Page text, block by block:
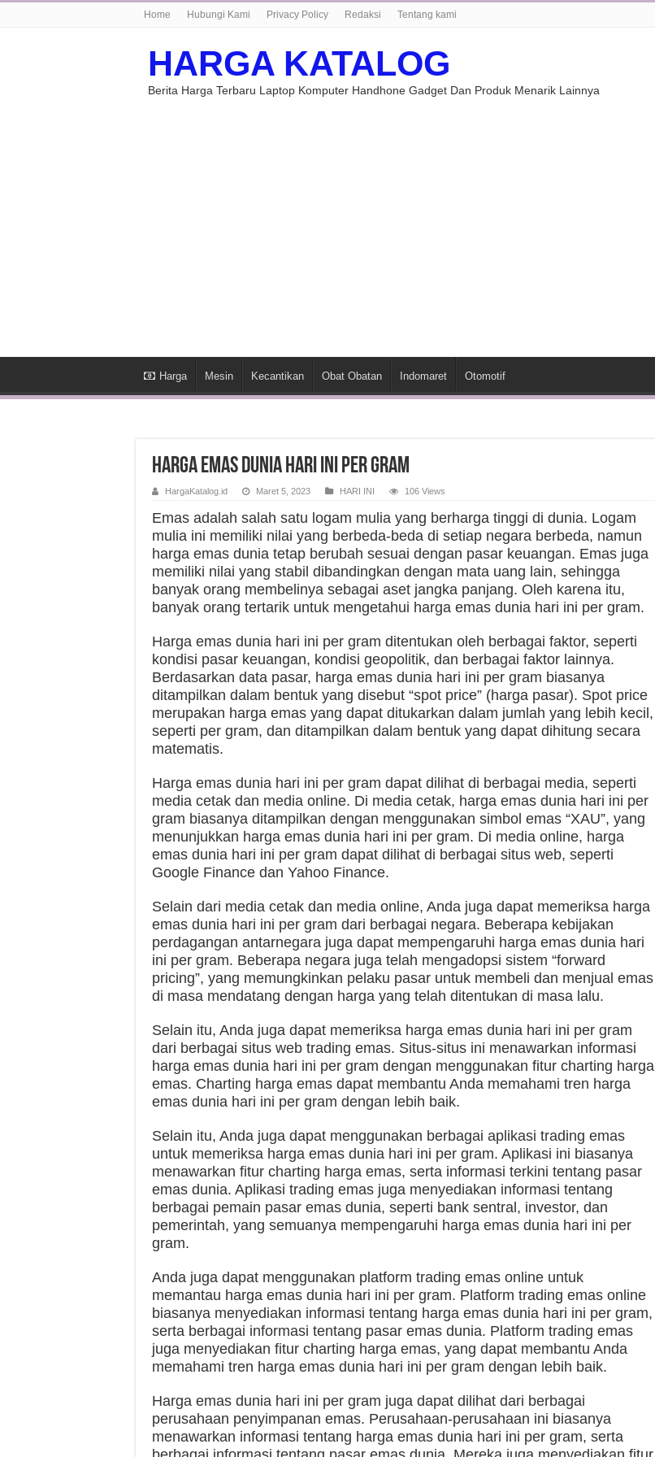
Home Hubungi Kami Privacy Policy Redaksi Tentang kami
HARGA KATALOG
Berita Harga Terbaru Laptop Komputer Handhone Gadget Dan Produk Menarik Lainnya
Harga Mesin Kecantikan Obat Obatan Indomaret Otomotif
Harga Emas Dunia Hari Ini Per Gram
HargaKatalog.id Maret 5, 2023 HARI INI 106 Views
Emas adalah salah satu logam mulia yang berharga tinggi di dunia. Logam
mulia ini memiliki nilai yang berbeda-beda di setiap negara berbeda, namun
harga emas dunia tetap berubah sesuai dengan pasar keuangan. Emas juga
memiliki nilai yang stabil dibandingkan dengan mata uang lain, sehingga
banyak orang membelinya sebagai aset jangka panjang. Oleh karena itu,
banyak orang tertarik untuk mengetahui harga emas dunia hari ini per gram.
Harga emas dunia hari ini per gram ditentukan oleh berbagai faktor, seperti
kondisi pasar keuangan, kondisi geopolitik, dan berbagai faktor lainnya.
Berdasarkan data pasar, harga emas dunia hari ini per gram biasanya
ditampilkan dalam bentuk yang disebut “spot price” (harga pasar). Spot price
merupakan harga emas yang dapat ditukarkan dalam jumlah yang lebih kecil,
seperti per gram, dan ditampilkan dalam bentuk yang dapat dihitung secara
matematis.
Harga emas dunia hari ini per gram dapat dilihat di berbagai media, seperti
media cetak dan media online. Di media cetak, harga emas dunia hari ini per
gram biasanya ditampilkan dengan menggunakan simbol emas “XAU”, yang
menunjukkan harga emas dunia hari ini per gram. Di media online, harga
emas dunia hari ini per gram dapat dilihat di berbagai situs web, seperti
Google Finance dan Yahoo Finance.
Selain dari media cetak dan media online, Anda juga dapat memeriksa harga
emas dunia hari ini per gram dari berbagai negara. Beberapa kebijakan
perdagangan antarnegara juga dapat mempengaruhi harga emas dunia hari
ini per gram. Beberapa negara juga telah mengadopsi sistem “forward
pricing”, yang memungkinkan pelaku pasar untuk membeli dan menjual emas
di masa mendatang dengan harga yang telah ditentukan di masa lalu.
Selain itu, Anda juga dapat memeriksa harga emas dunia hari ini per gram
dari berbagai situs web trading emas. Situs-situs ini menawarkan informasi
harga emas dunia hari ini per gram dengan menggunakan fitur charting harga
emas. Charting harga emas dapat membantu Anda memahami tren harga
emas dunia hari ini per gram dengan lebih baik.
Selain itu, Anda juga dapat menggunakan berbagai aplikasi trading emas
untuk memeriksa harga emas dunia hari ini per gram. Aplikasi ini biasanya
menawarkan fitur charting harga emas, serta informasi terkini tentang pasar
emas dunia. Aplikasi trading emas juga menyediakan informasi tentang
berbagai pemain pasar emas dunia, seperti bank sentral, investor, dan
pemerintah, yang semuanya mempengaruhi harga emas dunia hari ini per
gram.
Anda juga dapat menggunakan platform trading emas online untuk
memantau harga emas dunia hari ini per gram. Platform trading emas online
biasanya menyediakan informasi tentang harga emas dunia hari ini per gram,
serta berbagai informasi tentang pasar emas dunia. Platform trading emas
juga menyediakan fitur charting harga emas, yang dapat membantu Anda
memahami tren harga emas dunia hari ini per gram dengan lebih baik.
Harga emas dunia hari ini per gram juga dapat dilihat dari berbagai
perusahaan penyimpanan emas. Perusahaan-perusahaan ini biasanya
menawarkan informasi tentang harga emas dunia hari ini per gram, serta